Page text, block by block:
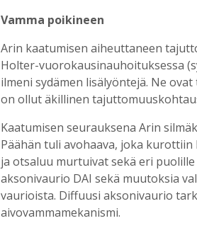
Vamma poikineen
Arin kaatumisen aiheuttaneen
Holter-vuorokausinauhoituksessa
ilmeni sydämen lisälyöntejä. Ne
on ollut äkillinen
Kaatumisen seurauksena Arin
Päähän tuli avohaava, joka
ja otsaluu murtuivat sekä eri
aksonivaurio DAI sekä muutoksia
vaurioista. Diffuusi aksonivaurio
aivovammamekanismi.